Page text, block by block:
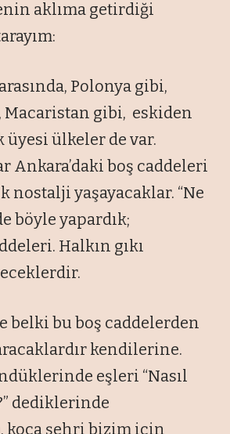
aklıma getirdiği
Polonya gibi,
Macaristan gibi, eskiden
ülkeler de var.
Ankara’daki boş caddeleri
nostalji yaşayacaklar. “Ne
böyle yapardık;
Halkın gıkı
belki bu boş caddelerden
kendilerine.
eşleri “Nasıl
dediklerinde
koca şehri bizim için